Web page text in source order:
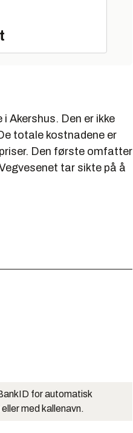
Akershus. Den er ikke
totale kostnadene er
Den første omfatter
tar sikte på å
for automatisk
med kallenavn.